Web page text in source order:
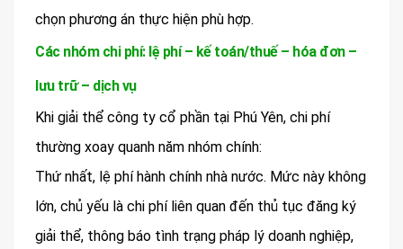
chọn phương án thực hiện phù hợp.
Các nhóm chi phí: lệ phí – kế toán/thuế – hóa đơn –
lưu trữ – dịch vụ
Khi giải thể công ty cổ phần tại Phú Yên, chi phí
thường xoay quanh năm nhóm chính:
Thứ nhất, lệ phí hành chính nhà nước. Mức này không
lớn, chủ yếu là chi phí liên quan đến thủ tục đăng ký
giải thể, thông báo tình trạng pháp lý doanh nghiệp,